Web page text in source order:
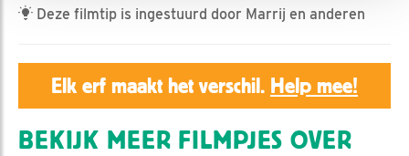
Deze filmtip is ingestuurd door Marrij en anderen
Elk erf maakt het verschil. Help mee!
BEKIJK MEER FILMPJES OVER